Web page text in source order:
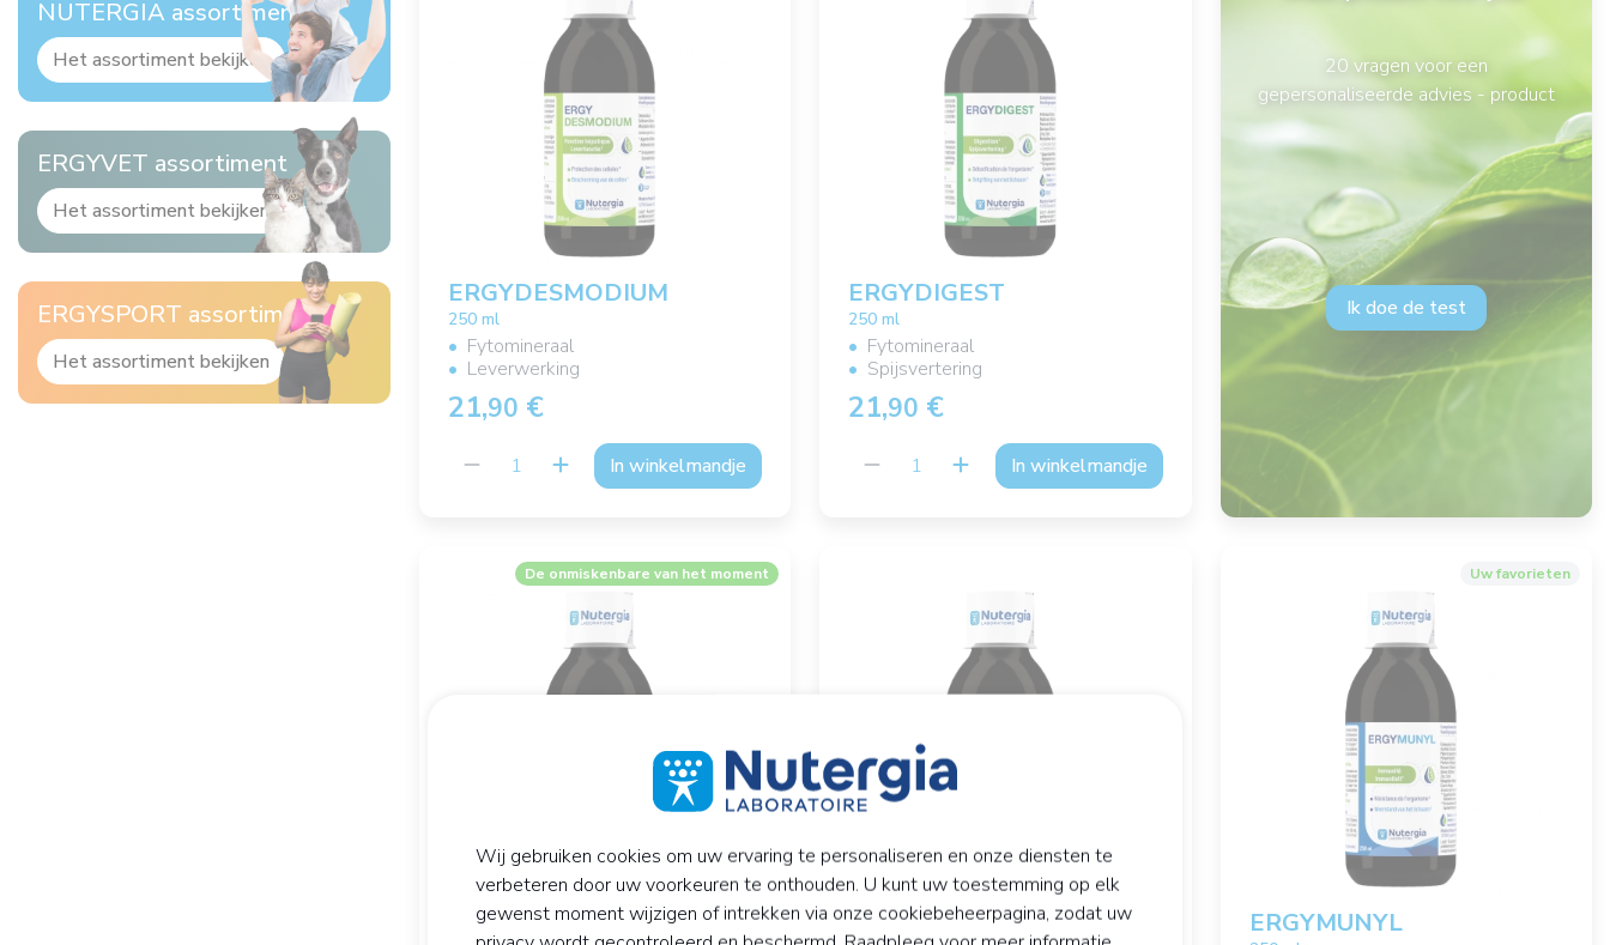
ERGYDESMODIUM
250 ml
Fytomineraal
Leverwerking
21,90 €
In winkelmandje
ERGYDIGEST
250 ml
Fytomineraal
Spijsvertering
21,90 €
In winkelmandje
20 vragen voor een
gepersonaliseerde advies - product
Ik doe de test
De onmiskenbare van het moment
ERGYEPUR ERGYFEMINA
Uw favorieten
ERGYMUNYL
NUTERGIA assortiment
Het assortiment bekijken
ERGYVET assortiment
Het assortiment bekijken
ERGYSPORT assortiment
Het assortiment bekijken
Wij gebruiken cookies om uw ervaring te personaliseren en onze diensten te
verbeteren door uw voorkeuren te onthouden. U kunt uw toestemming op elk
gewenst moment wijzigen of intrekken via onze cookiebeheerpagina, zodat uw